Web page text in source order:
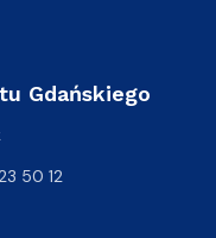
Gdańskiego
50 12